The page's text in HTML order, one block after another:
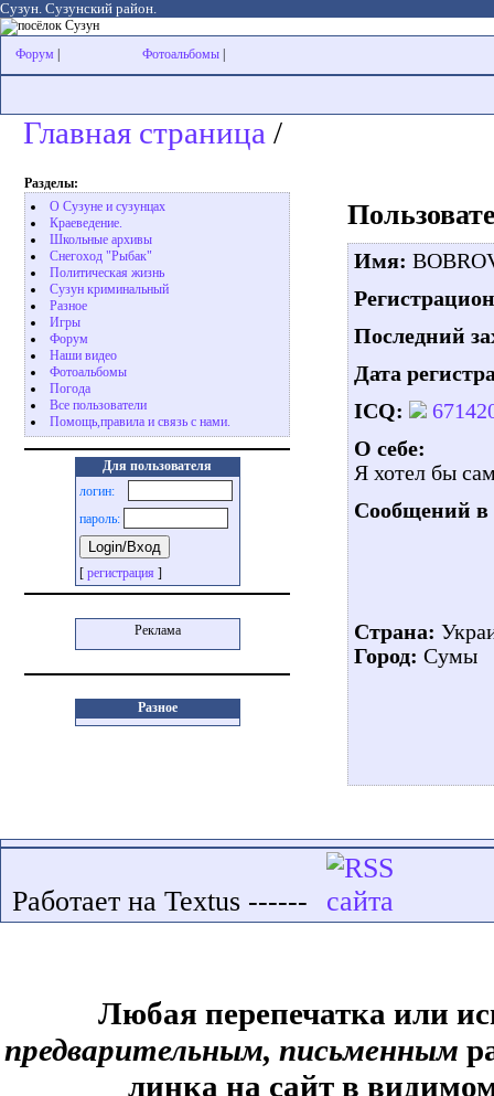
Сузун. Сузунский район.
Форум Фотоальбомы
Главная страница /
Разделы:
О Сузуне и сузунцах
Краеведение.
Школьные архивы
Снегоход "Рыбак"
Политическая жизнь
Сузун криминальный
Разное
Игры
Форум
Наши видео
Фотоальбомы
Погода
Все пользователи
Помощь,правила и связь с нами.
Для пользователя
логин:
пароль:
[ регистрация ]
Реклама
Разное
Имя:
Последний
Дата
ICQ:
О себе:
Я хотел бы
Сообщений в
Страна:
Город: Сумы
Работает на Textus ------
Любая перепечатка или
предварительным, письменным
линка на сайт в